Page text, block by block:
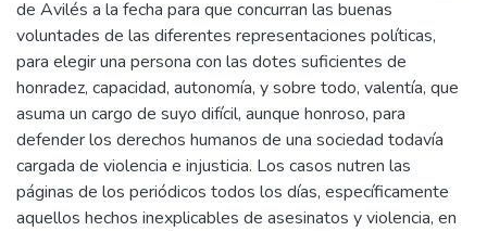
de Avilés a la fecha para que concurran las buenas
voluntades de las diferentes representaciones políticas,
para elegir una persona con las dotes suficientes de
honradez, capacidad, autonomía, y sobre todo, valentía, que
asuma un cargo de suyo difícil, aunque honroso, para
defender los derechos humanos de una sociedad todavía
cargada de violencia e injusticia. Los casos nutren las
páginas de los periódicos todos los días, específicamente
aquellos hechos inexplicables de asesinatos y violencia, en